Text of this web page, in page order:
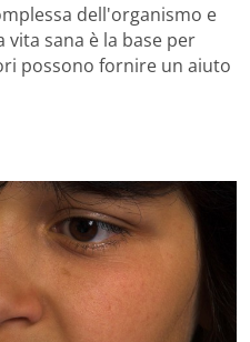
dell'organismo e
sana è la base per
possono fornire un aiuto